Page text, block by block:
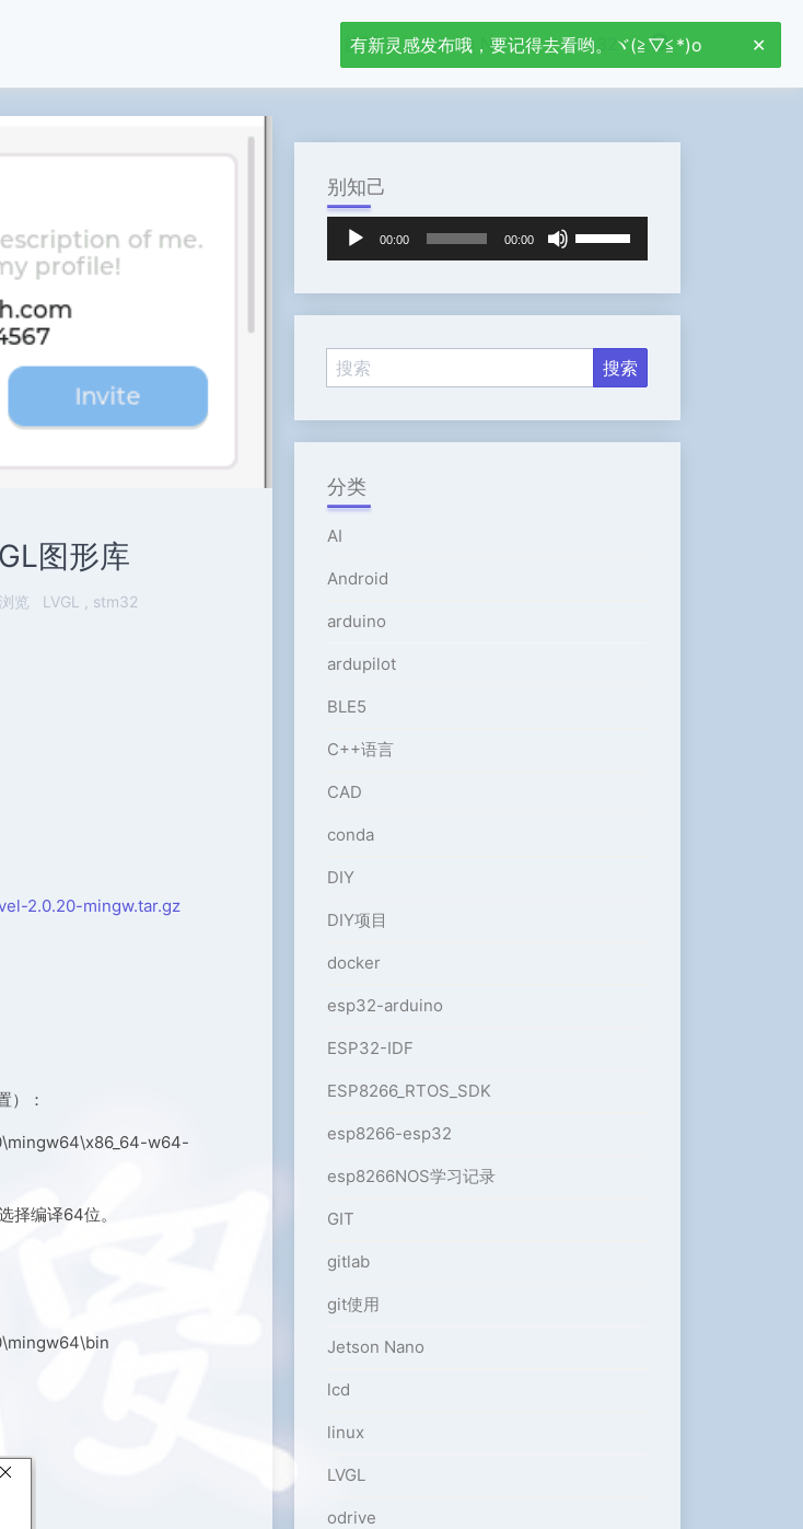
首页 Jetson Nano stm32
图形库
览 LVGL stm32
2.0.20-mingw.tar.gz
）：
w64-
择编译64位。
别知己
放
00:00 00:00
/
箭
来
增
分类
AI
Android
arduino
ardupilot
BLE5
C++语言
CAD
conda
DIY
DIY项目
docker
esp32-arduino
ESP32-IDF
ESP8266_RTOS_SDK
esp8266-esp32
esp8266NOS学习记录
GIT
gitlab
git使用
Jetson Nano
lcd
linux
LVGL
odrive
有新灵感发布哦，要记得去看哟。ヾ(≧▽≦*)o